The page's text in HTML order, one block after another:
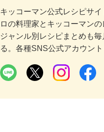
キッコーマン公式レシピサ
ロの料理家とキッコーマン
ジャンル別レシピまとめも
る。各種SNS公式アカウント